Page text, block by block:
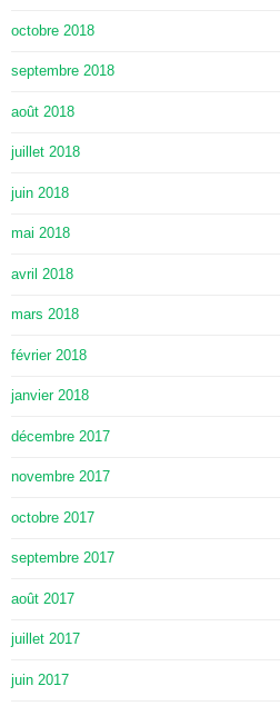
octobre 2018
septembre 2018
août 2018
juillet 2018
juin 2018
mai 2018
avril 2018
mars 2018
février 2018
janvier 2018
décembre 2017
novembre 2017
octobre 2017
septembre 2017
août 2017
juillet 2017
juin 2017